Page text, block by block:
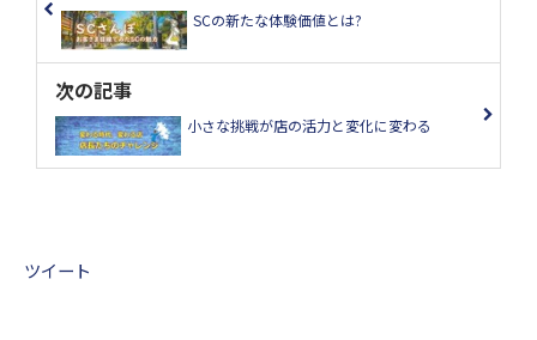
SCの新たな体験価値とは?
次の記事
小さな挑戦が店の活力と変化に変わる
ツイート